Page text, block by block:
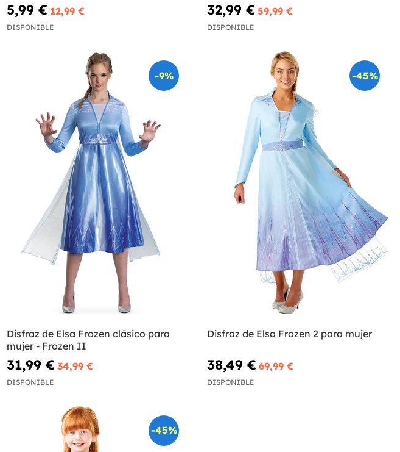
5,99 € 12,99 €
DISPONIBLE
32,99 € 59,99 €
DISPONIBLE
-9%
Disfraz de Elsa Frozen clásico para
mujer - Frozen II
31,99 € 34,99 €
DISPONIBLE
-45%
Disfraz de Elsa Frozen 2 para mujer
38,49 € 69,99 €
DISPONIBLE
-45%